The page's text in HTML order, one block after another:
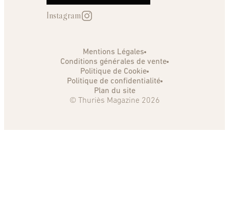
Instagram
Mentions Légales
Conditions générales de vente
Politique de Cookie
Politique de confidentialité
Plan du site
© Thuriès Magazine 2026